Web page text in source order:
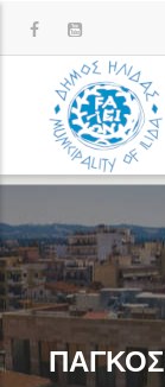
content